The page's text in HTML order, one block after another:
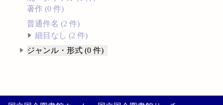
著作 (0 件)
普通件名 (2 件)
細目なし (2 件)
ジャンル・形式 (0 件)